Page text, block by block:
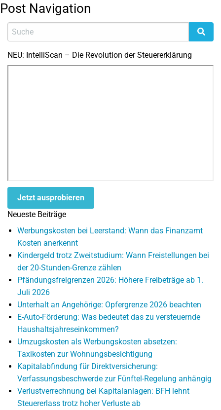
Post Navigation
NEU: IntelliScan – Die Revolution der Steuererklärung
Jetzt ausprobieren
Neueste Beiträge
Werbungskosten bei Leerstand: Wann das Finanzamt
Kosten anerkennt
Kindergeld trotz Zweitstudium: Wann Freistellungen bei
der 20-Stunden-Grenze zählen
Pfändungsfreigrenzen 2026: Höhere Freibeträge ab 1.
Juli 2026
Unterhalt an Angehörige: Opfergrenze 2026 beachten
E-Auto-Förderung: Was bedeutet das zu versteuernde
Haushaltsjahreseinkommen?
Umzugskosten als Werbungskosten absetzen:
Taxikosten zur Wohnungsbesichtigung
Kapitalabfindung für Direktversicherung:
Verfassungsbeschwerde zur Fünftel-Regelung anhängig
Verlustverrechnung bei Kapitalanlagen: BFH lehnt
Steuererlass trotz hoher Verluste ab